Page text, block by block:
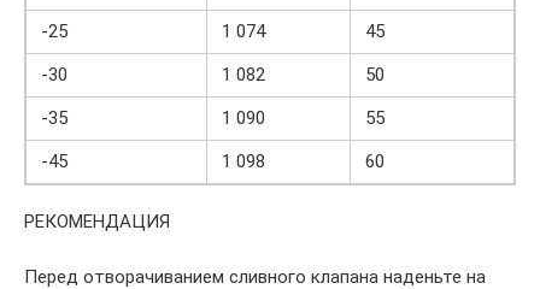
-25
1 074
45
-30
1 082
50
-35
1 090
55
-45
1 098 60
РЕКОМЕНДАЦИЯ
Перед отворачиванием сливного клапана наденьте на